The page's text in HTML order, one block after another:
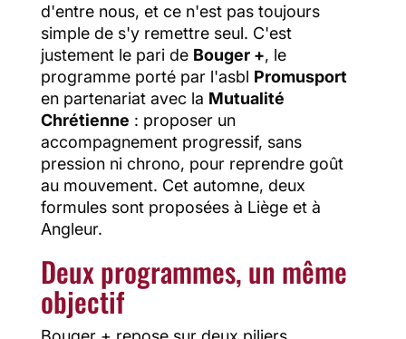
d'entre nous, et ce n'est pas toujours
simple de s'y remettre seul. C'est
justement le pari de Bouger +, le
programme porté par l'asbl Promusport
en partenariat avec la Mutualité
Chrétienne : proposer un
accompagnement progressif, sans
pression ni chrono, pour reprendre goût
au mouvement. Cet automne, deux
formules sont proposées à Liège et à
Angleur.
Deux programmes, un même
objectif